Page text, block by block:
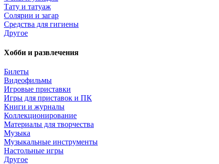
Тату и татуаж
Солярии и загар
Средства для гигиены
Другое
Хобби и развлечения
Билеты
Видеофильмы
Игровые приставки
Игры для приставок и ПК
Книги и журналы
Коллекционирование
Материалы для творчества
Музыка
Музыкальные инструменты
Настольные игры
Другое